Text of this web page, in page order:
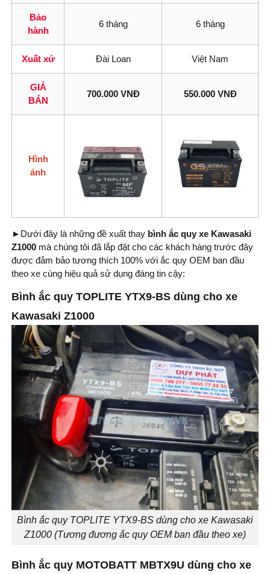
Bảo
hành
6 tháng 6 tháng
Xuất xứ Đài Loan Việt Nam
GIÁ
BÁN
700.000 VNĐ 550.000 VNĐ
Hình
ảnh
► Dưới đây là những đề xuất thay bình ắc quy xe Kawasaki
Z1000 mà chúng tôi đã lắp đặt cho các khách hàng trước đây
được đảm bảo tương thích 100% với ắc quy OEM ban đầu
theo xe cùng hiệu quả sử dụng đáng tin cậy:
Bình ắc quy TOPLITE YTX9-BS dùng cho xe
Kawasaki Z1000
Bình ắc quy TOPLITE YTX9-BS dùng cho xe Kawasaki
Z1000 (Tương đương ắc quy OEM ban đầu theo xe)
Bình ắc quy MOTOBATT MBTX9U dùng cho xe